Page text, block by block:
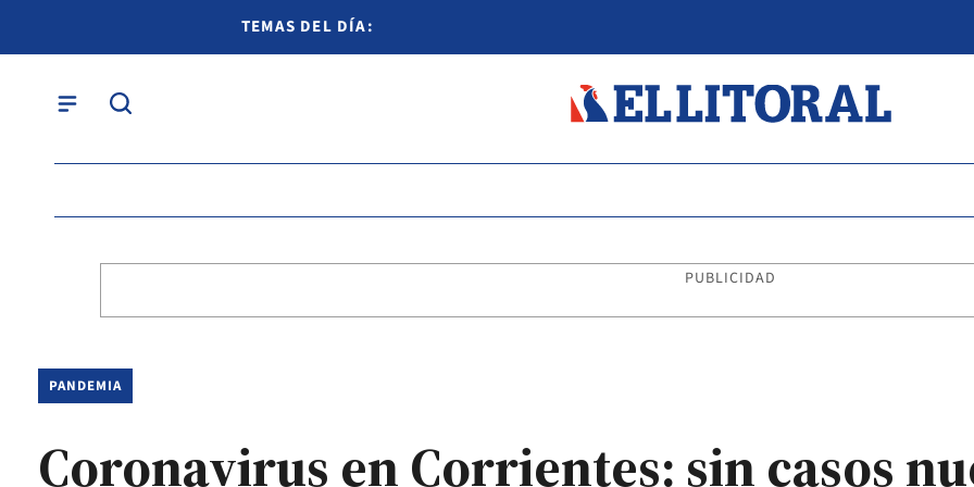
TEMAS DEL DÍA:
PUBLICIDAD
PANDEMIA
Coronavirus en Corrientes: sin casos